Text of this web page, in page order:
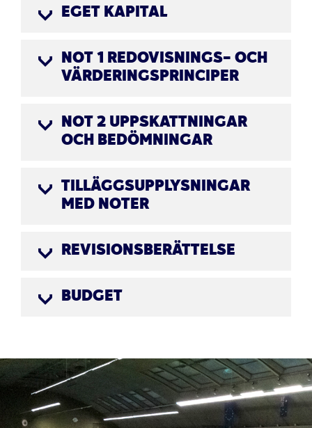
EGET KAPITAL
NOT 1 REDOVISNINGS- OCH
VÄRDERINGSPRINCIPER
NOT 2 UPPSKATTNINGAR
OCH BEDÖMNINGAR
TILLÄGGSUPPLYSNINGAR
MED NOTER
REVISIONSBERÄTTELSE
BUDGET